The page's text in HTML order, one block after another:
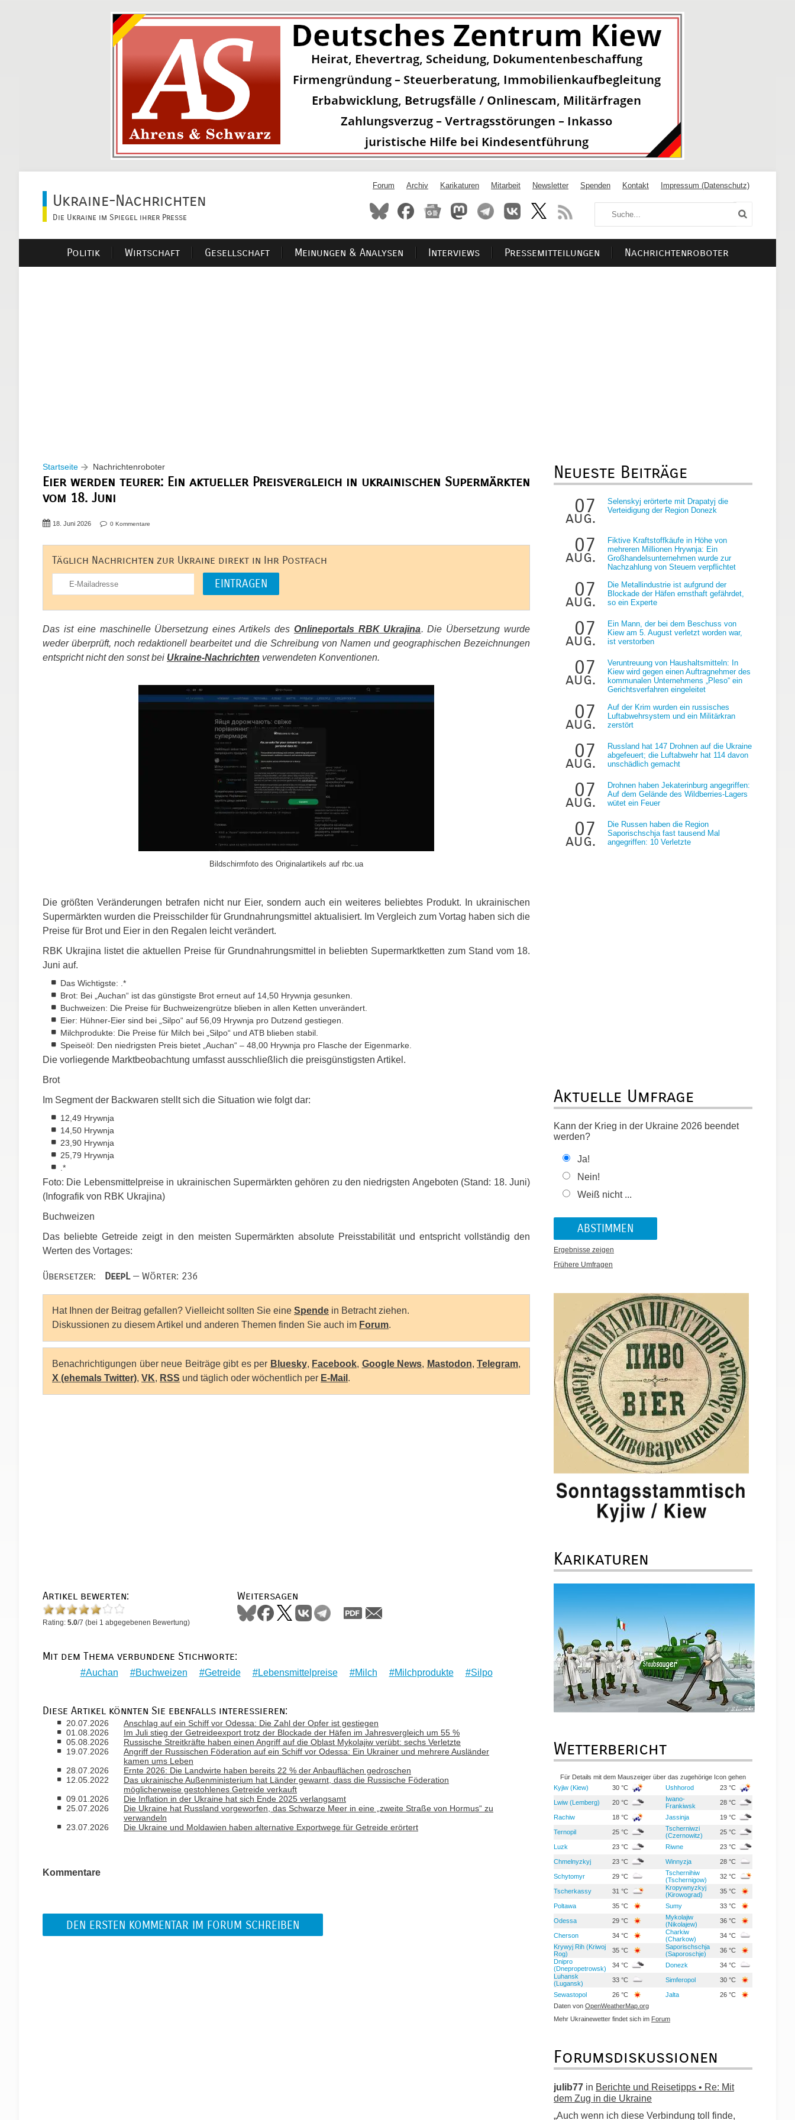
Ukraine-Nachrichten
Die Ukraine im Spiegel ihrer Presse
Forum Archiv Karikaturen Mitarbeit Newsletter Spenden Kontakt Impressum (Datenschutz)
Politik Wirtschaft Gesellschaft Meinungen & Analysen Interviews Pressemitteilungen Nachrichtenroboter
Startseite Nachrichtenroboter
Eier werden teurer: Ein aktueller Preisvergleich in ukrainischen Supermärkten
vom 18. Juni
18. Juni 2026 0 Kommentare
Täglich Nachrichten zur Ukraine direkt in Ihr Postfach
Das ist eine maschinelle Übersetzung eines Artikels des Onlineportals RBKUkrajina. Die Übersetzung wurde
weder überprüft, noch redaktionell bearbeitet und die Schreibung von Namen und geographischen Bezeichnungen
entspricht nicht den sonst bei Ukraine-Nachrichten verwendeten Konventionen.
Bildschirmfoto des Originalartikels auf rbc.ua
Die größten Veränderungen betrafen nicht nur Eier, sondern auch ein weiteres beliebtes Produkt. In ukrainischen
Supermärkten wurden die Preisschilder für Grundnahrungsmittel aktualisiert. Im Vergleich zum Vortag haben sich die
Preise für Brot und Eier in den Regalen leicht verändert.
RBK Ukrajina listet die aktuellen Preise für Grundnahrungsmittel in beliebten Supermarktketten zum Stand vom 18.
Juni auf.
Das Wichtigste: .*
Brot: Bei „Auchan“ ist das günstigste Brot erneut auf 14,50 Hrywnja gesunken.
Buchweizen: Die Preise für Buchweizengrütze blieben in allen Ketten unverändert.
Eier: Hühner-Eier sind bei „Silpo“ auf 56,09 Hrywnja pro Dutzend gestiegen.
Milchprodukte: Die Preise für Milch bei „Silpo“ und ATB blieben stabil.
Speiseöl: Den niedrigsten Preis bietet „Auchan“ – 48,00 Hrywnja pro Flasche der Eigenmarke.
Die vorliegende Marktbeobachtung umfasst ausschließlich die preisgünstigsten Artikel.
Brot
Im Segment der Backwaren stellt sich die Situation wie folgt dar:
12,49 Hrywnja
14,50 Hrywnja
23,90 Hrywnja
25,79 Hrywnja
.*
Foto: Die Lebensmittelpreise in ukrainischen Supermärkten gehören zu den niedrigsten Angeboten (Stand: 18. Juni)
(Infografik von RBK Ukrajina)
Buchweizen
Das beliebte Getreide zeigt in den meisten Supermärkten absolute Preisstabilität und entspricht vollständig den
Werten des Vortages:
Übersetzer: DeepL— Wörter: 236
Hat Ihnen der Beitrag gefallen? Vielleicht sollten Sie eine Spende in Betracht ziehen.
Diskussionen zu diesem Artikel und anderen Themen finden Sie auch im Forum.
Benachrichtigungen über neue Beiträge gibt es per Bluesky, Facebook, Google News, Mastodon, Telegram,
X (ehemals Twitter), VK, RSS und täglich oder wöchentlich per E-Mail .
Artikel bewerten:
Rating: 5.0/7 (bei 1 abgegebenen Bewertung)
Weitersagen
Mit dem Thema verbundene Stichworte:
Auchan Buchweizen Getreide Lebensmittelpreise Milch Milchprodukte Silpo
Diese Artikel könnten Sie ebenfalls interessieren:
20.07.2026
Anschlag auf ein Schiff vor Odessa: Die Zahl der Opfer ist gestiegen
01.08.2026
Im Juli stieg der Getreideexport trotz der Blockade der Häfen im Jahresvergleich um 55 %
05.08.2026
Russische Streitkräfte haben einen Angriff auf die Oblast Mykolajiw verübt: sechs Verletzte
19.07.2026
Angriff der Russischen Föderation auf ein Schiff vor Odessa: Ein Ukrainer und mehrere Ausländer
kamen ums Leben
28.07.2026
Ernte 2026: Die Landwirte haben bereits 22 % der Anbauflächen gedroschen
12.05.2022
Das ukrainische Außenministerium hat Länder gewarnt, dass die Russische Föderation
möglicherweise gestohlenes Getreide verkauft
09.01.2026
Die Inflation in der Ukraine hat sich Ende 2025 verlangsamt
25.07.2026
Die Ukraine hat Russland vorgeworfen, das Schwarze Meer in eine „zweite Straße von Hormus“ zu
verwandeln
23.07.2026
Die Ukraine und Moldawien haben alternative Exportwege für Getreide erörtert
Kommentare
DEN ERSTEN KOMMENTAR IM FORUM SCHREIBEN
Neueste Beiträge
07
aug.
Selenskyj erörterte mit Drapatyj die
Verteidigung der Region Donezk
07
aug.
Fiktive Kraftstoffkäufe in Höhe von
mehreren Millionen Hrywnja: Ein
Großhandelsunternehmen wurde zur
Nachzahlung von Steuern verpflichtet
07
aug.
Die Metallindustrie ist aufgrund der
Blockade der Häfen ernsthaft gefährdet,
so ein Experte
07
aug.
Ein Mann, der bei dem Beschuss von
Kiew am 5. August verletzt worden war,
ist verstorben
07
aug.
Veruntreuung von Haushaltsmitteln: In
Kiew wird gegen einen Auftragnehmer des
kommunalen Unternehmens „Pleso“ ein
Gerichtsverfahren eingeleitet
07
aug.
Auf der Krim wurden ein russisches
Luftabwehrsystem und ein Militärkran
zerstört
07
aug.
Russland hat 147 Drohnen auf die Ukraine
abgefeuert; die Luftabwehr hat 114 davon
unschädlich gemacht
07
aug.
Drohnen haben Jekaterinburg angegriffen:
Auf dem Gelände des Wildberries-Lagers
wütet ein Feuer
07
aug.
Die Russen haben die Region
Saporischschja fast tausend Mal
angegriffen: 10 Verletzte
Aktuelle Umfrage
Kann der Krieg in der Ukraine 2026 beendet
werden?
Ja!
Nein!
Weiß nicht ...
Ergebnisse zeigen
Frühere Umfragen
Karikaturen
Wetterbericht
Für Details mit dem Mauszeiger über das zugehörige Icon gehen
Kyjiw (Kiew)
30 °C Ushhorod 23 °C
Lwiw (Lemberg) 20 °C
Iwano-
Frankiwsk
28 °C
Rachiw 18 °C Jassinja 19 °C
Ternopil 25 °C
Tscherniwzi
(Czernowitz)
25 °C
Luzk 23 °C Riwne 23 °C
Chmelnyzkyj 23 °C Winnyzja 28 °C
Schytomyr 29 °C
Tschernihiw
(Tschernigow)
32 °C
Tscherkassy 31 °C
Kropywnyzkyj
(Kirowograd)
35 °C
Poltawa 35 °C Sumy 33 °C
Odessa 29 °C
Mykolajiw
(Nikolajew)
36 °C
Cherson 34 °C
Charkiw
(Charkow)
34 °C
Krywyj Rih (Kriwoj
Rog)
35 °C
Saporischschja
(Saporoschje)
36 °C
Dnipro
(Dnepropetrowsk)
34 °C Donezk
34 °C
Luhansk
(Lugansk)
33 °C Simferopol 30 °C
Sewastopol 26 °C Jalta
26 °C
Daten von OpenWeatherMap.org
Mehr Ukrainewetter findet sich im Forum
Forumsdiskussionen
julib77 in Berichte und Reisetipps • Re: Mit
dem Zug in die Ukraine
„Auch wenn ich diese Verbindung toll finde,